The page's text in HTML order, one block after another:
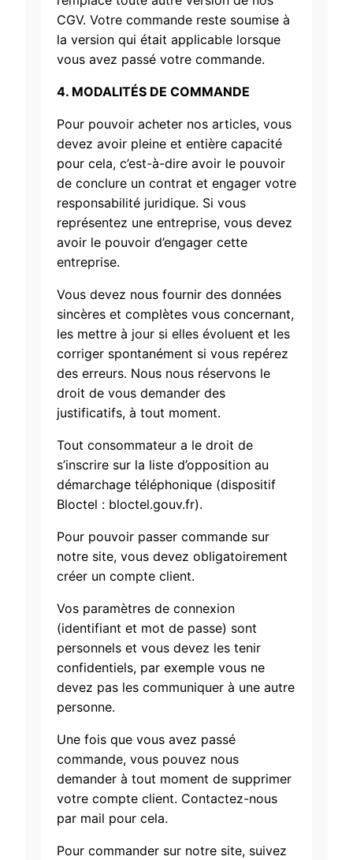
CGV. Votre commande reste soumise à
la version qui était applicable lorsque
vous avez passé votre commande.
4. MODALITÉS DE COMMANDE
Pour pouvoir acheter nos articles, vous
devez avoir pleine et entière capacité
pour cela, c’est-à-dire avoir le pouvoir
de conclure un contrat et engager votre
responsabilité juridique. Si vous
représentez une entreprise, vous devez
avoir le pouvoir d’engager cette
entreprise.
Vous devez nous fournir des données
sincères et complètes vous concernant,
les mettre à jour si elles évoluent et les
corriger spontanément si vous repérez
des erreurs. Nous nous réservons le
droit de vous demander des
justificatifs, à tout moment.
Tout consommateur a le droit de
s’inscrire sur la liste d’opposition au
démarchage téléphonique (dispositif
Bloctel : bloctel.gouv.fr).
Pour pouvoir passer commande sur
notre site, vous devez obligatoirement
créer un compte client.
Vos paramètres de connexion
(identifiant et mot de passe) sont
personnels et vous devez les tenir
confidentiels, par exemple vous ne
devez pas les communiquer à une autre
personne.
Une fois que vous avez passé
commande, vous pouvez nous
demander à tout moment de supprimer
votre compte client. Contactez-nous
par mail pour cela.
Pour commander sur notre site, suivez